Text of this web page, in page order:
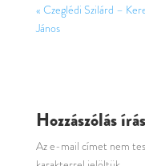
« Czeglédi Szilárd –
János
Hozzászólás
Az e-mail címet nem